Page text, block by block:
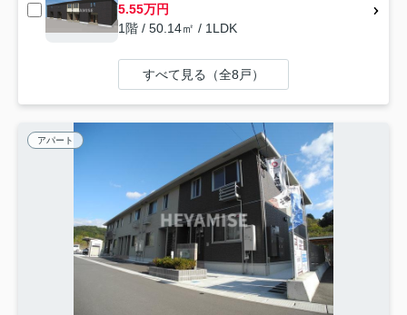
5.55万円
1階 / 50.14㎡ / 1LDK
すべて見る（全8戸）
アパート